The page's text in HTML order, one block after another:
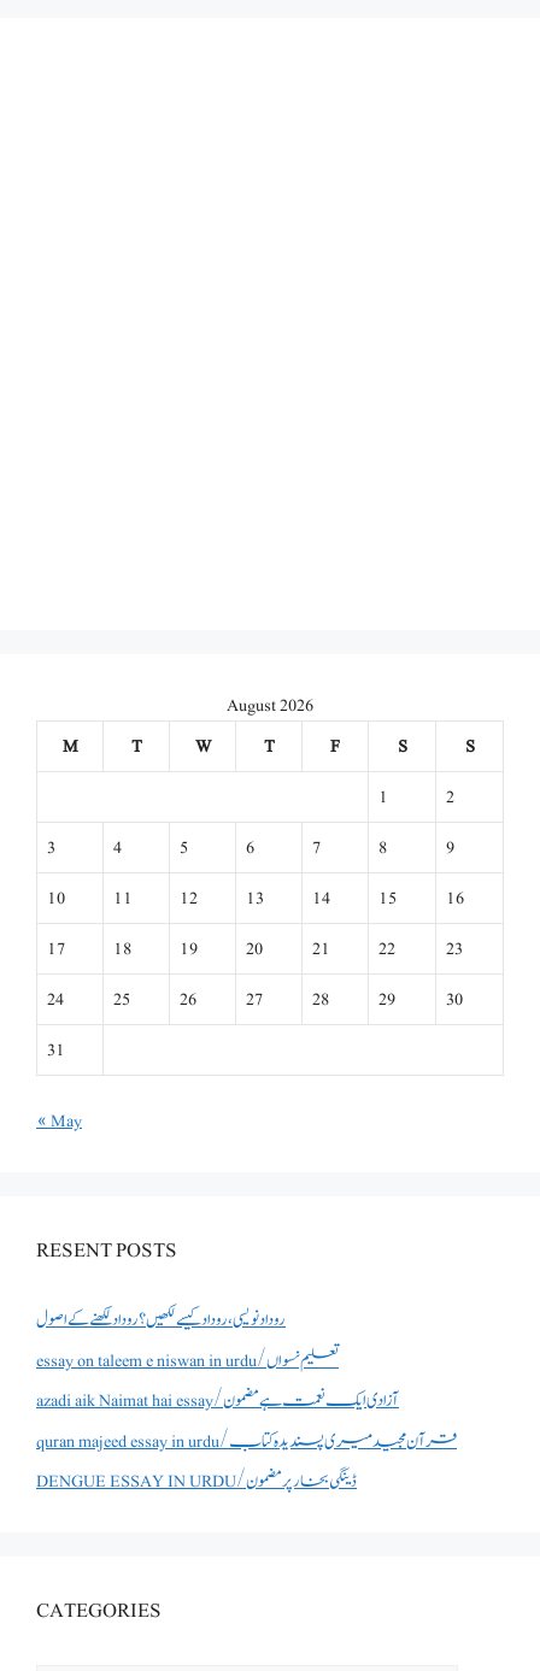
August 2026
M
T W T F S
S
1
2
3
4 5 6 7 8
9
10
11 12 13 14 15
16
17
18 19 20 21 22
23
24
25 26 27 28 29
30
31
« May
RESENT POSTS
روداد نویسی ،روداد کیسے لکھیں؟ روداد لکھنے کے اصول
essay on taleem e niswan in urdu/تعلیم نسواں
azadi aik Naimat hai essay/آزادی ایک نعمت ہے مضمون
quran majeed essay in urdu/قرآن مجید میری پسندیدہ کتاب
DENGUE ESSAY IN URDU/ڈینگی بخار پر مضمون
CATEGORIES